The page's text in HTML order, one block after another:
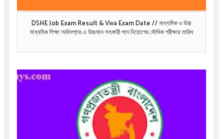
DSHE Job Exam Result & Viva Exam Date // মাধ্যমিক ও উচ্চ
মাধ্যমিক শিক্ষা অধিদপ্তর এ উচ্চমান সহকারী পদে নিয়োগের মৌখিক পরীক্ষার তারিখ